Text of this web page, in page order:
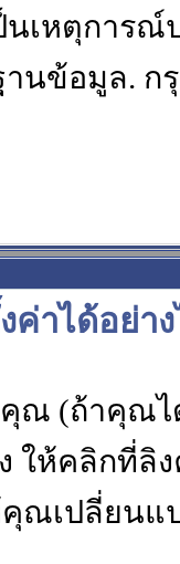
นเหตุการ
านข้อมูล.
ค่าได้อย่าง
ณ (ถ้าคุณไ
ให้คลิกที่ลิ
ณเปลี่ยนแ